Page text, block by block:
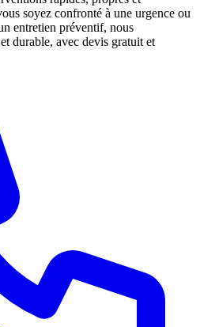
soyez confronté à une urgence ou
entretien préventif, nous
durable, avec devis gratuit et